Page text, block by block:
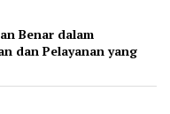
Benar dalam
dan Pelayanan yang